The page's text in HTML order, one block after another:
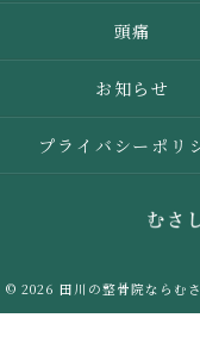
頭痛
お知らせ
プライバシーポリ
© 2026 田川の整骨院ならむ